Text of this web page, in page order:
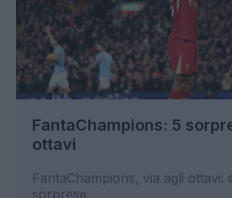
FantaChampions: 5
ottavi
FantaChampions, via agli ottavi:
sorprese